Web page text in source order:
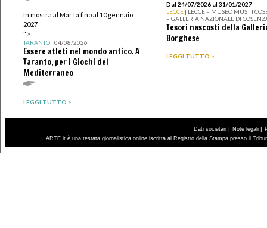
In mostra al MarTa fino al 10 gennaio
2027
">
TARANTO| 04/08/2026
Essere atleti nel mondo antico. A
Taranto, per i Giochi del
Mediterraneo
LEGGI TUTTO >
Dal 24/07/2026 al 31/01/2027
LECCE | LECCE – MUSEO MUST I
– GALLERIA NAZIONALE DI
Tesori nascosti della
Borghese
LEGGI TUTTO >
Dati societari | Note legali |
ARTE.it è una testata giornalistica online iscritta al Registro della Stampa presso il